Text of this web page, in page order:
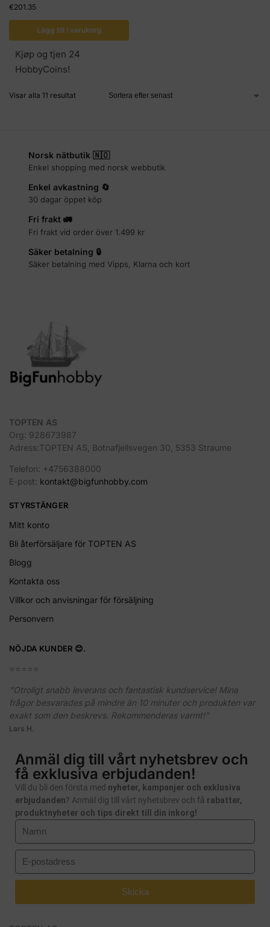
€201.35
Lägg till i varukorg
Kjøp og tjen 24
HobbyCoins!
Visar alla 11 resultat
Norsk nätbutik 🇳🇴
Enkel shopping med norsk webbutik
Enkel avkastning 🔄
30 dagar öppet köp
Fri frakt 🚛
Fri frakt vid order över 1.499 kr
Säker betalning 🔒
Säker betalning med Vipps, Klarna och kort
TOPTEN AS
Org: 928673987
Adress:TOPTEN AS, Botnafjellsvegen 30, 5353 Straume
Telefon: +4756388000
E-post: kontakt@bigfunhobby.com
STYRSTÄNGER
Mitt konto
Bli återförsäljare för TOPTEN AS
Blogg
Kontakta oss
Villkor och anvisningar för försäljning
Personvern
NÖJDA KUNDER 😊.
⭐️⭐️⭐️⭐️⭐️
"Otroligt snabb leverans och fantastisk kundservice! Mina
frågor besvarades på mindre än 10 minuter och produkten var
exakt som den beskrevs. Rekommenderas varmt!"
Lars H.
Anmäl dig till vårt nyhetsbrev och
få exklusiva erbjudanden!
Vill du bli den första med nyheter, kampanjer och exklusiva
erbjudanden? Anmäl dig till vårt nyhetsbrev och få rabatter,
produktnyheter och tips direkt till din inkorg!
Skicka